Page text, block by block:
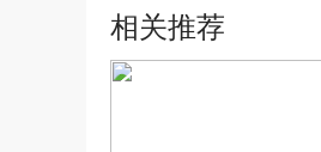
相关推荐